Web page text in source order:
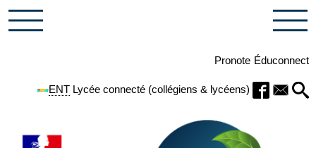
Pronote Éduconnect
ENTLycée connecté (collégiens & lycéens)